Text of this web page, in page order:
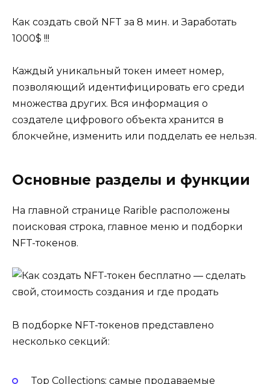
Как создать свой NFT за 8 мин. и Заработать
1000$ !!!
Каждый уникальный токен имеет номер,
позволяющий идентифицировать его среди
множества других. Вся информация о
создателе цифрового объекта хранится в
блокчейне, изменить или подделать ее нельзя.
Основные разделы и функции
На главной странице Rarible расположены
поисковая строка, главное меню и подборки
NFT-токенов.
В подборке NFT-токенов представлено
несколько секций:
Top Collections: самые продаваемые